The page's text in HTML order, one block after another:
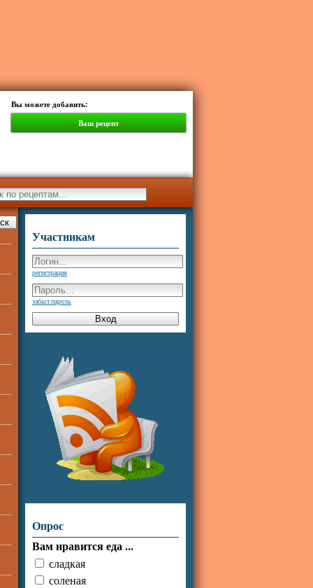
Вы можете добавить:
Ваш рецепт
Участникам
регистрация
забыл пароль
Опрос
Вам нравится еда ...
сладкая
соленая